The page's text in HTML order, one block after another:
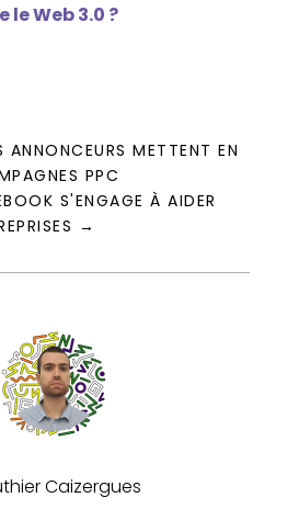
le Web 3.0 ?
METTENT EN
PPC
S'ENGAGE À AIDER
→
Caizergues